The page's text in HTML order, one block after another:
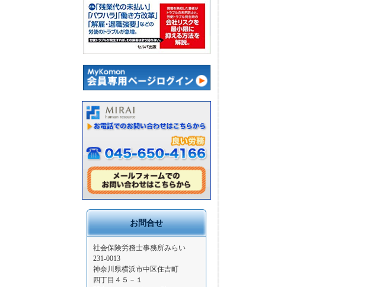
お問合せ
社会保険労務士事務所みらい
231-0013
神奈川県横浜市中区住吉町
四丁目４５－１